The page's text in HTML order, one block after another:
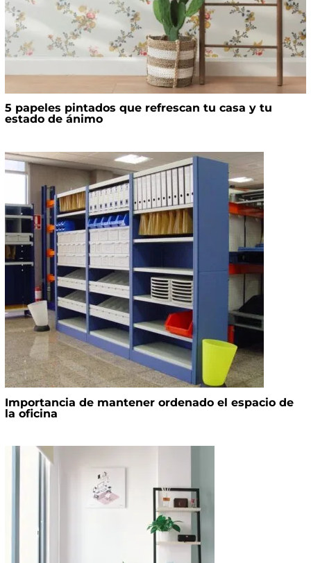
5 papeles pintados que refrescan tu casa y tu
estado de ánimo
Importancia de mantener ordenado el espacio de
la oficina